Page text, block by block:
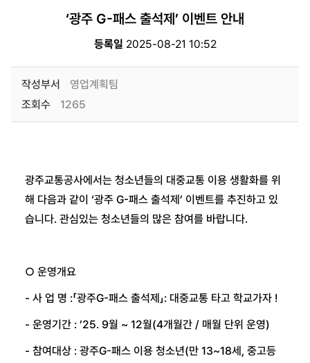
‘광주 G-패스 출석제’ 이벤트 안내
등록일 2025-08-21 10:52
작성부서
영업계획팀
조회수
1265
광주교통공사에서는 청소년들의 대중교통 이용 생활화를 위
해 다음과 같이 ‘광주 G-패스 출석제’ 이벤트를 추진하고 있
습니다. 관심있는 청소년들의 많은 참여를 바랍니다.
○ 운영개요
- 사 업 명 :「광주G-패스 출석제」: 대중교통 타고 학교가자 !
- 운영기간 : ’25. 9월 ~ 12월(4개월간 / 매월 단위 운영)
- 참여대상 : 광주G-패스 이용 청소년(만 13~18세, 중고등